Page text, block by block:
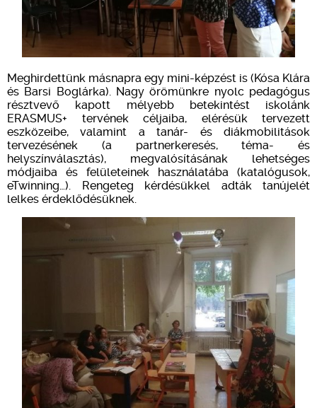
Meghirdettünk másnapra egy mini-képzést is (Kósa Klára
és Barsi Boglárka). Nagy örömünkre nyolc pedagógus
résztvevő kapott mélyebb betekintést iskolánk
ERASMUS+ tervének céljaiba, elérésük tervezett
eszközeibe, valamint a tanár- és diákmobilitások
tervezésének (a partnerkeresés, téma- és
helyszínválasztás), megvalósításának lehetséges
módjaiba és felületeinek használatába (katalógusok,
eTwinning…). Rengeteg kérdésükkel adták tanújelét
lelkes érdeklődésüknek.